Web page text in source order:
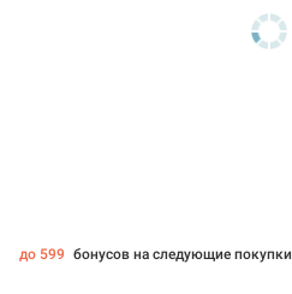
до 599 бонусов на следующие покупки